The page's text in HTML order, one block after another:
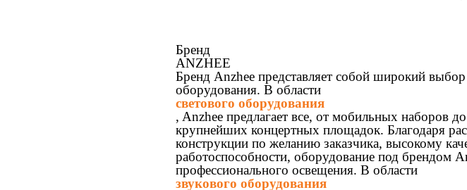
Бренд
ANZHEE
Бренд Anzhee представляет собой широкий
оборудования. В области
светового оборудования
, Anzhee предлагает все, от мобильных наборов
крупнейших концертных площадок. Благодаря
конструкции по желанию заказчика, высокому
работоспособности, оборудование под брендом
профессионального освещения. В области
звукового оборудования